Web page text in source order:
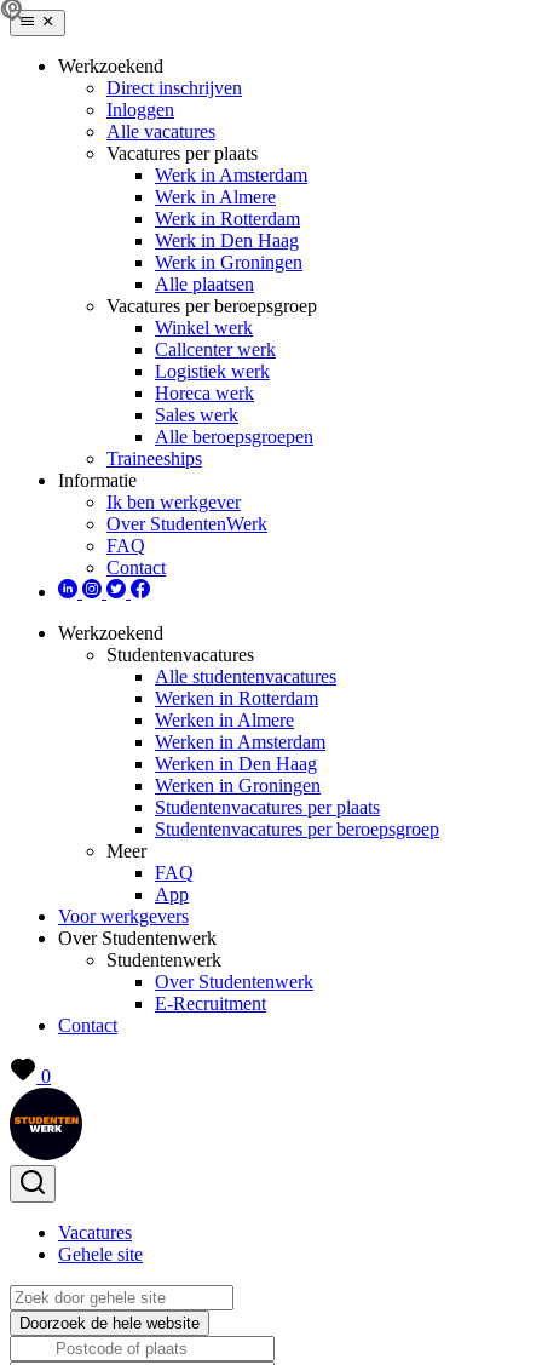
Werkzoekend
Direct inschrijven
Inloggen
Alle vacatures
Vacatures per plaats
Werk in Amsterdam
Werk in Almere
Werk in Rotterdam
Werk in Den Haag
Werk in Groningen
Alle plaatsen
Vacatures per beroepsgroep
Winkel werk
Callcenter werk
Logistiek werk
Horeca werk
Sales werk
Alle beroepsgroepen
Traineeships
Informatie
Ik ben werkgever
Over StudentenWerk
FAQ
Contact
Werkzoekend
Studentenvacatures
Alle studentenvacatures
Werken in Rotterdam
Werken in Almere
Werken in Amsterdam
Werken in Den Haag
Werken in Groningen
Studentenvacatures per plaats
Studentenvacatures per beroepsgroep
Meer
FAQ
App
Voor werkgevers
Over Studentenwerk
Studentenwerk
Over Studentenwerk
E-Recruitment
Contact
0
Vacatures
Gehele site